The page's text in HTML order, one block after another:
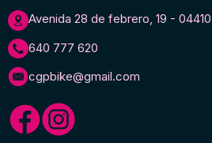
Avenida 28 de febrero, 19 -
640 777 620
cgpbike@gmail.com